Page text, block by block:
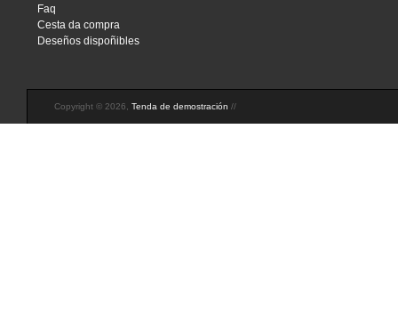
Faq
Cesta da compra
Deseños dispoñibles
Copyright © 2026, Tenda de demostración //